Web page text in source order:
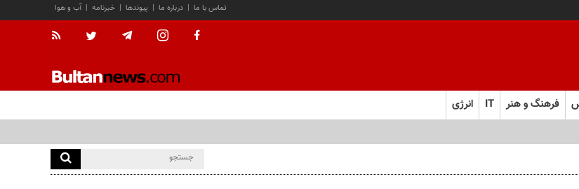
آب و هوا | خبرنامه | پیوندها | درباره ما | تماس با ما
فرهنگ و هنر IT انرژی